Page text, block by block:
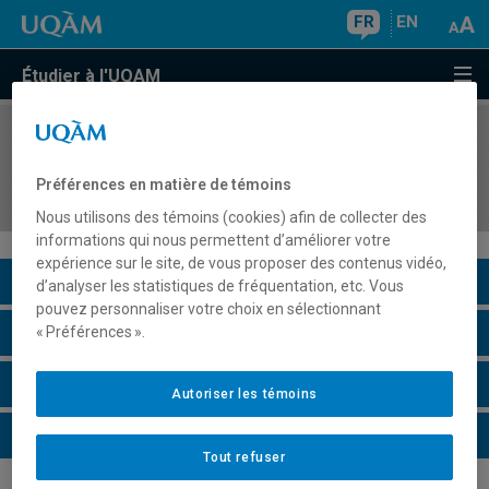
FR EN
Étudier à l'UQAM
COURS//
cinéma et images en mouvement
Description du cours
Horaire - Été 2026
Horaire - Automne 2026
Horaire - Hiver 2027
Préférences en matière de témoins
Nous utilisons des témoins (cookies) afin de collecter des
informations qui nous permettent d’améliorer votre
expérience sur le site, de vous proposer des contenus vidéo,
d’analyser les statistiques de fréquentation, etc. Vous
pouvez personnaliser votre choix en sélectionnant
« Préférences ».
Tout refuser
Autoriser les témoins